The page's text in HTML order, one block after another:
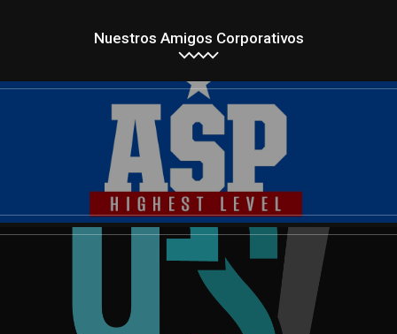
Nuestros Amigos Corporativos